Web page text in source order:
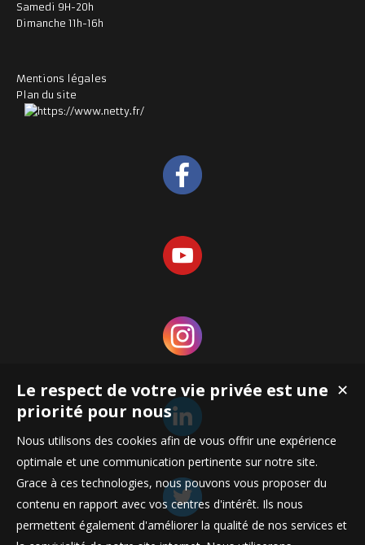
Samedi 9H-20h
Dimanche 11h-16h
Mentions légales
Plan du site
✕
Le respect de votre vie privée est une
priorité pour nous
Nous utilisons des cookies afin de vous offrir une expérience
optimale et une communication pertinente sur notre site.
Grace à ces technologies, nous pouvons vous proposer du
contenu en rapport avec vos centres d'intérêt. Ils nous
permettent également d'améliorer la qualité de nos services et